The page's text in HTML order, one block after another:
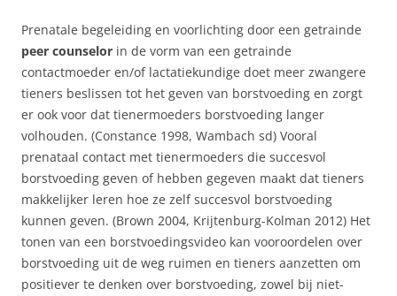
Prenatale begeleiding en voorlichting door een getrainde
peer counselor in de vorm van een getrainde
contactmoeder en/of lactatiekundige doet meer zwangere
tieners beslissen tot het geven van borstvoeding en zorgt
er ook voor dat tienermoeders borstvoeding langer
volhouden. (Constance 1998, Wambach sd) Vooral
prenataal contact met tienermoeders die succesvol
borstvoeding geven of hebben gegeven maakt dat tieners
makkelijker leren hoe ze zelf succesvol borstvoeding
kunnen geven. (Brown 2004, Krijtenburg-Kolman 2012) Het
tonen van een borstvoedingsvideo kan vooroordelen over
borstvoeding uit de weg ruimen en tieners aanzetten om
positiever te denken over borstvoeding, zowel bij niet-